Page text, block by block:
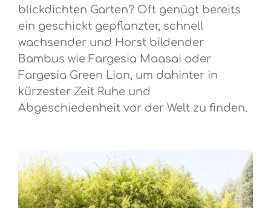
blickdichten Garten? Oft genügt bereits
ein geschickt gepflanzter, schnell
wachsender und Horst bildender
Bambus wie Fargesia Maasai oder
Fargesia Green Lion, um dahinter in
kürzester Zeit Ruhe und
Abgeschiedenheit vor der Welt zu finden.
Bildergalerie überspringen